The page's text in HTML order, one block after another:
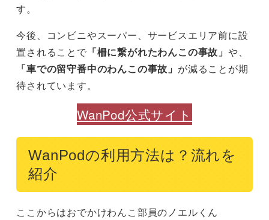
す。
今後、コンビニやスーパー、サービスエリア前に設
置されることで 「柵に繋がれたわんこの事故」 や、
「車での留守番中のわんこの事故」 が減ることが期
待されています。
WanPod公式サイト
WanPodの利用方法は？流れを
紹介
ここからはおでかけわんこ部員のノエルくん